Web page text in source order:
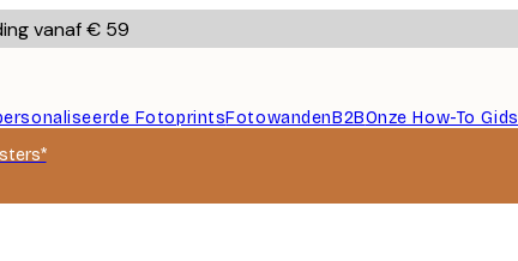
vanaf € 59
FotoprintsFotowandenB2BOnze How-To Gids